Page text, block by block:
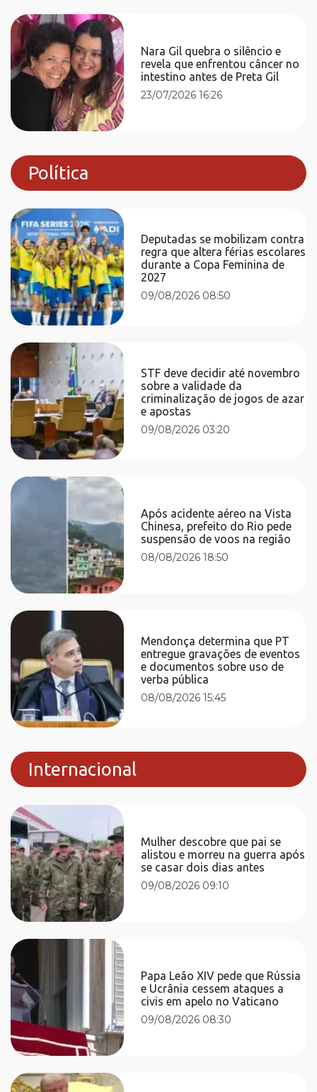
Nara Gil quebra o silêncio e
revela que enfrentou câncer no
intestino antes de Preta Gil
23/07/2026 16:26
Política
Deputadas se mobilizam contra
regra que altera férias escolares
durante a Copa Feminina de
2027
09/08/2026 08:50
STF deve decidir até novembro
sobre a validade da
criminalização de jogos de azar
e apostas
09/08/2026 03:20
Após acidente aéreo na Vista
Chinesa, prefeito do Rio pede
suspensão de voos na região
08/08/2026 18:50
Mendonça determina que PT
entregue gravações de eventos
e documentos sobre uso de
verba pública
08/08/2026 15:45
Internacional
Mulher descobre que pai se
alistou e morreu na guerra após
se casar dois dias antes
09/08/2026 09:10
Papa Leão XIV pede que Rússia
e Ucrânia cessem ataques a
civis em apelo no Vaticano
09/08/2026 08:30